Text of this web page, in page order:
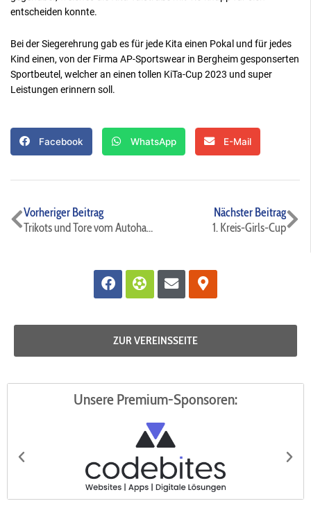
entscheiden konnte.
Bei der Siegerehrung gab es für jede Kita einen Pokal und für jedes
Kind einen, von der Firma AP-Sportswear in Bergheim gesponserten
Sportbeutel, welcher an einen tollen KiTa-Cup 2023 und super
Leistungen erinnern soll.
Facebook WhatsApp E-Mail
Zurück
Vorheriger Beitrag
Trikots und Tore vom Autohaus „der neue HOFF“⚫️🔵🚘🚙🚗⚽️
Nächster Beitrag
1. Kreis-Girls-Cup
Facebook
FutbolEnvelope
Map-
marker-
alt
ZUR VEREINSSEITE
Unsere Premium-Sponsoren: